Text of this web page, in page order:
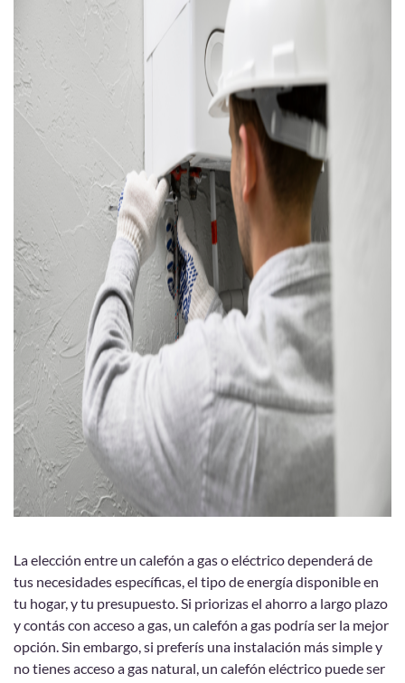
La elección entre un calefón a gas o eléctrico dependerá de
tus necesidades específicas, el tipo de energía disponible en
tu hogar, y tu presupuesto. Si priorizas el ahorro a largo plazo
y contás con acceso a gas, un calefón a gas podría ser la mejor
opción. Sin embargo, si preferís una instalación más simple y
no tienes acceso a gas natural, un calefón eléctrico puede ser